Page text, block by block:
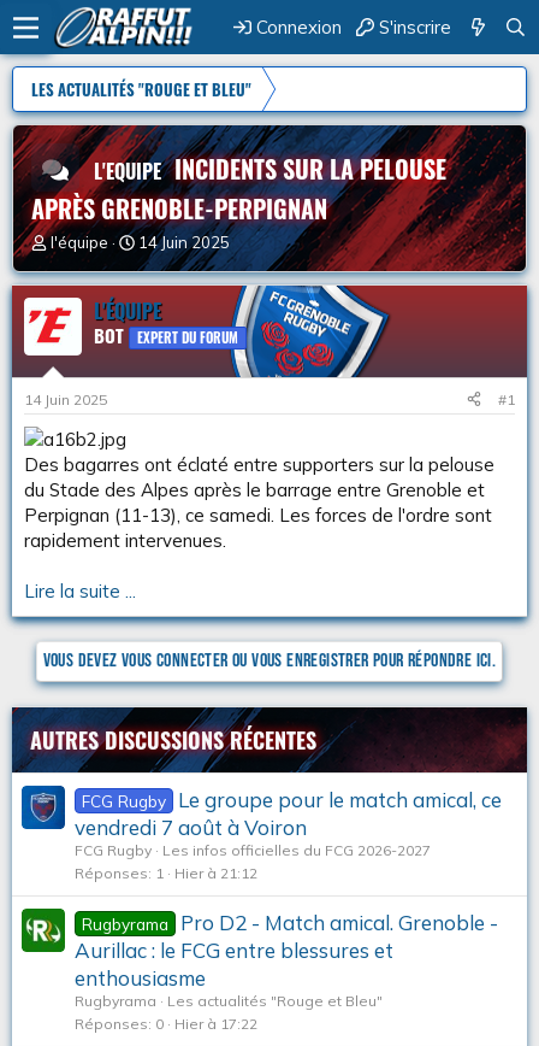
Connexion S'inscrire
LES ACTUALITÉS "ROUGE ET BLEU"
L'EQUIPE INCIDENTS SUR LA PELOUSE
APRÈS GRENOBLE-PERPIGNAN
A
u
t
e
u
r
d
l
a
d
i
s
c
u
s
o
n
l'équipe
D
a
t
e
d
e
b
t
14 Juin 2025
L'ÉQUIPE
BOT EXPERT DU FORUM
14 Juin 2025 #1
Des bagarres ont éclaté entre supporters sur la pelouse
du Stade des Alpes après le barrage entre Grenoble et
Perpignan (11-13), ce samedi. Les forces de l'ordre sont
rapidement intervenues.
Lire la suite ...
Vous devez vous connecter ou vous enregistrer pour répondre ici.
AUTRES DISCUSSIONS RÉCENTES
FCG Rugby
Le groupe pour le match amical, ce
vendredi 7 août à Voiron
FCG Rugby
Les infos officielles du FCG 2026-2027
Réponses 1 Hier à 21:12
Rugbyrama
Pro D2 - Match amical. Grenoble -
Aurillac : le FCG entre blessures et
enthousiasme
Rugbyrama
Les actualités "Rouge et Bleu"
Réponses 0 Hier à 17:22